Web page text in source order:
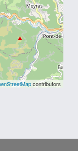
contributors